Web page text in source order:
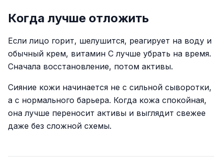
Когда лучше отложить
Если лицо горит, шелушится, реагирует на воду и
обычный крем, витамин C лучше убрать на время.
Сначала восстановление, потом активы.
Сияние кожи начинается не с сильной сыворотки,
а с нормального барьера. Когда кожа спокойная,
она лучше переносит активы и выглядит свежее
даже без сложной схемы.